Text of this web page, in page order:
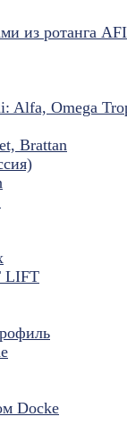
из ротанга
Alfa, Omega
Brattan
LIFT
Docke